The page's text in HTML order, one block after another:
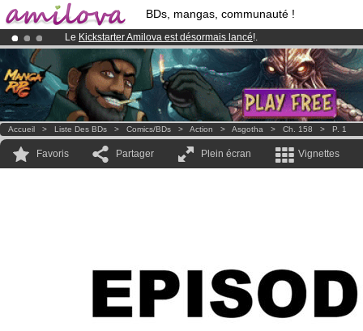
BDs, mangas, communauté !
Le Kickstarter Amilova est désormais lancé!.
Abonnement premium: à partir de3.95 eurospar mois !Clique ici
Déjà 100000membreset 1000BDs & Mangas!
Accueil > Liste Des BDs > Comics/BDs > Action > Asgotha > Ch. 158 > P. 1
Favoris Partager Plein écran Vignettes